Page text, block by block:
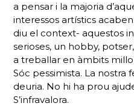
a pensar i la majoria
interessos artístics
diu el context- aquestos
serioses, un hobby,
a treballar en àmbits
Sóc pessimista. La nostra
deuria. No hi ha prou
S’infravalora.